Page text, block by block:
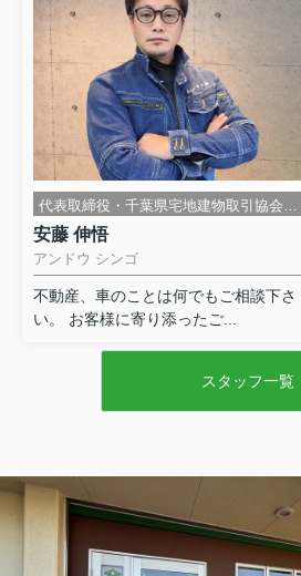
物外周点検 小さな積み
様の満足度を上げ、 ...
代表取締役・千葉県宅地建物取引協会 船橋支部幹事
安藤 伸悟
アンドウ シンゴ
不動産、車のことは何でもご相談下さ
い。 お客様に寄り添ったご...
スタッフ一覧